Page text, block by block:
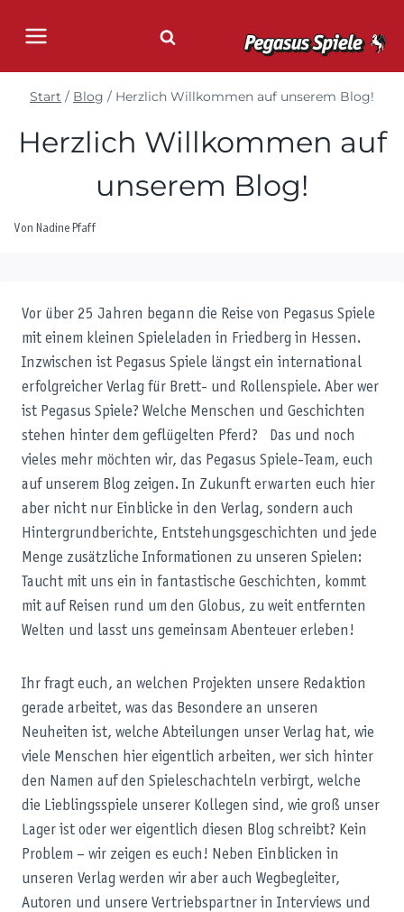
Inhalt
Start / Blog / Herzlich Willkommen auf unserem Blog!
Herzlich Willkommen auf
unserem Blog!
Von Nadine Pfaff
Vor über 25 Jahren begann die Reise von Pegasus Spiele
mit einem kleinen Spieleladen in Friedberg in Hessen.
Inzwischen ist Pegasus Spiele längst ein international
erfolgreicher Verlag für Brett- und Rollenspiele. Aber wer
ist Pegasus Spiele? Welche Menschen und Geschichten
stehen hinter dem geflügelten Pferd? Das und noch
vieles mehr möchten wir, das Pegasus Spiele-Team, euch
auf unserem Blog zeigen. In Zukunft erwarten euch hier
aber nicht nur Einblicke in den Verlag, sondern auch
Hintergrundberichte, Entstehungsgeschichten und jede
Menge zusätzliche Informationen zu unseren Spielen:
Taucht mit uns ein in fantastische Geschichten, kommt
mit auf Reisen rund um den Globus, zu weit entfernten
Welten und lasst uns gemeinsam Abenteuer erleben!
Ihr fragt euch, an welchen Projekten unsere Redaktion
gerade arbeitet, was das Besondere an unseren
Neuheiten ist, welche Abteilungen unser Verlag hat, wie
viele Menschen hier eigentlich arbeiten, wer sich hinter
den Namen auf den Spieleschachteln verbirgt, welche
die Lieblingsspiele unserer Kollegen sind, wie groß unser
Lager ist oder wer eigentlich diesen Blog schreibt? Kein
Problem – wir zeigen es euch! Neben Einblicken in
unseren Verlag werden wir aber auch Wegbegleiter,
Autoren und unsere Vertriebspartner in Interviews und